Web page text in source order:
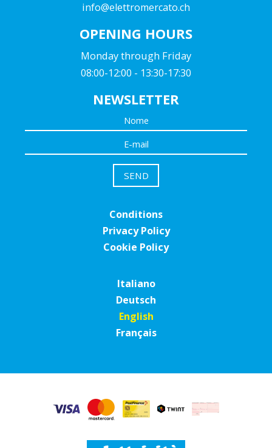
info@elettromercato.ch
OPENING HOURS
Monday through Friday
08:00-12:00 - 13:30-17:30
NEWSLETTER
Conditions
Privacy Policy
Cookie Policy
Italiano
Deutsch
English
Français